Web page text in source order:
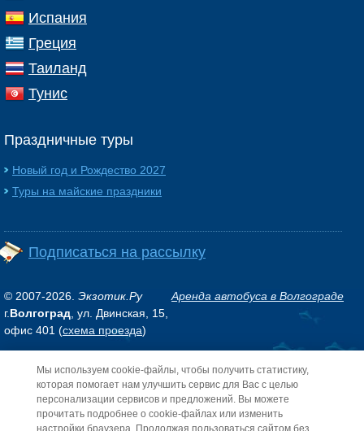
Испания
Греция
Таиланд
Тунис
Праздничные туры
Новый год и Рождество 2027
Туры на майские праздники
Подписаться на рассылку
Аренда автобуса в Волгограде
© 2007-2026. Экзотик.Ру
г.Волгоград , ул. Двинская, 15,
офис 401 (схема проезда)
Обращаем ваше внимание на то, что данный интернет-сайт носит исключительно
информационный характер и ни при каких условиях не является публичной
офертой, определяемой положениями Статьи 437 (2) Гражданского кодекса РФ.
Мы используем cookie-файлы, чтобы получить статистику,
которая помогает нам улучшить сервис для Вас с целью
персонализации сервисов и предложений. Вы можете
прочитать подробнее о cookie-файлах или изменить
настройки браузера. Продолжая пользоваться сайтом без